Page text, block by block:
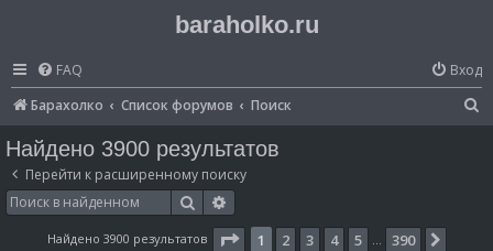
baraholko.ru
FAQ
Вход
Барахолко
Список форумов Поиск
Найдено 3900 результатов
Перейти к расширенному поиску
Поиск
Найдено 3900 результатов Страница из 390
1 2 3 4 5 … 390